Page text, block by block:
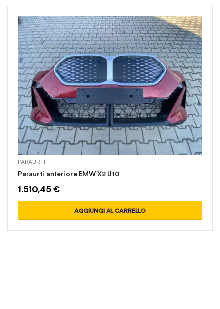
PARAURTI
Paraurti anteriore BMW X2 U10
1.510,45€
AGGIUNGI AL CARRELLO